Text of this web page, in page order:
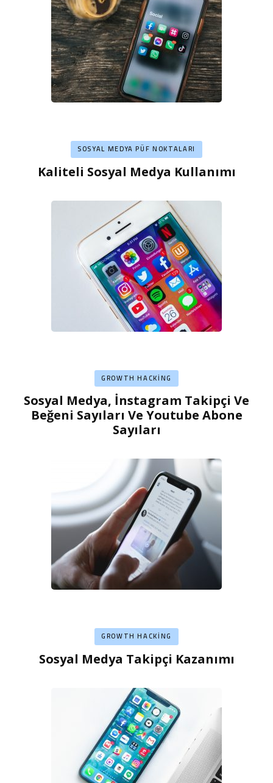
SOSYAL MEDYA PÜF NOKTALARI
Kaliteli Sosyal Medya Kullanımı
GROWTH HACKING
Sosyal Medya, İnstagram Takipçi Ve
Beğeni Sayıları Ve Youtube Abone
Sayıları
GROWTH HACKING
Sosyal Medya Takipçi Kazanımı